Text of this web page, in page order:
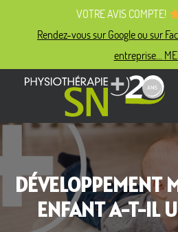
PHYSIO SN+
NOTRE ÉQUIPE
NOS EXPERTISES
DÉVELOPPEMENT
ENFANT A-T-IL
VOTRE AVIS COMPTE!
Rendez-vous sur Google ou sur
entreprise...